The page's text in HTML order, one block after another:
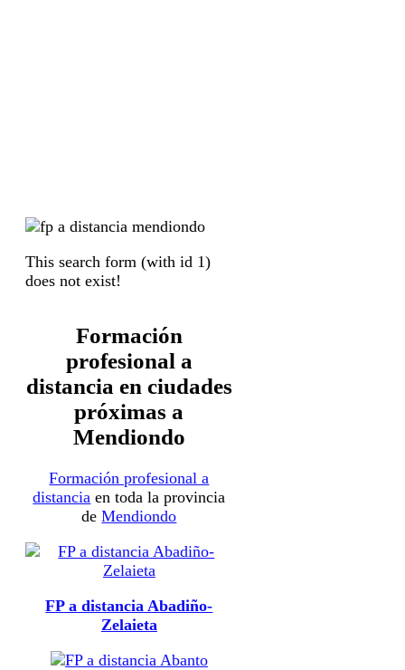
This search form (with id 1)
does not exist!
Formación
profesional a
distancia en ciudades
próximas a
Mendiondo
Formación profesional a
distancia en toda la provincia
deMendiondo
FP a distancia Abadiño-
Zelaieta